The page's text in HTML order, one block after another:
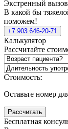
Экстренный вызов
В какой бы
поможем!
+7 903 646-20-71
Калькулятор
Рассчитайте
Стоимость:
Оставьте номер
Рассчитать
Бесплатная